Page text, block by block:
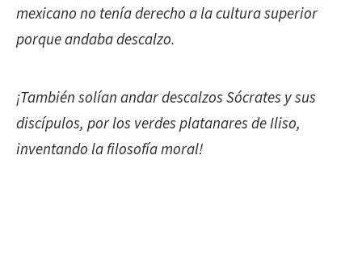
mexicano no tenía derecho a la cultura superior
porque andaba descalzo.
¡También solían andar descalzos Sócrates y sus
discípulos, por los verdes platanares de Iliso,
inventando la filosofía moral!